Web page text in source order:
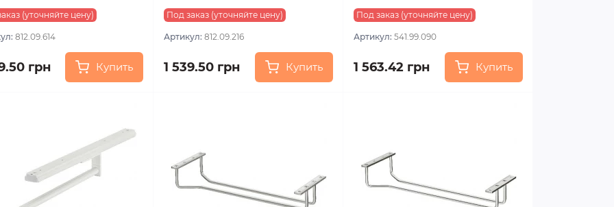
(уточняйте цену)
812.09.614
грн Купить
Под заказ (уточняйте цену)
Артикул:812.09.216
1 539.50 грн Купить
Под заказ (уточняйте цену)
Артикул:541.99.090
1 563.42 грн Купить